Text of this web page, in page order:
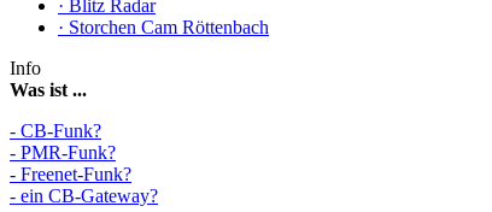
· Blitz Radar
· Storchen Cam Röttenbach
Info
Was ist ...
- CB-Funk?
- PMR-Funk?
- Freenet-Funk?
- ein CB-Gateway?